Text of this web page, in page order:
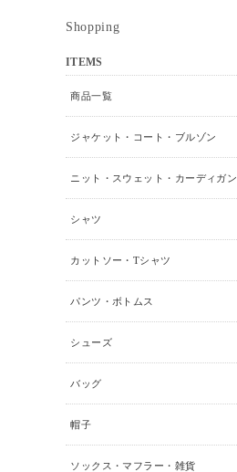
Shopping
ITEMS
商品一覧
ジャケット・コート・ブルゾン
ニット・スウェット・カーディガン
シャツ
カットソー・Tシャツ
パンツ・ボトムス
シューズ
バッグ
帽子
ソックス・マフラー・雑貨